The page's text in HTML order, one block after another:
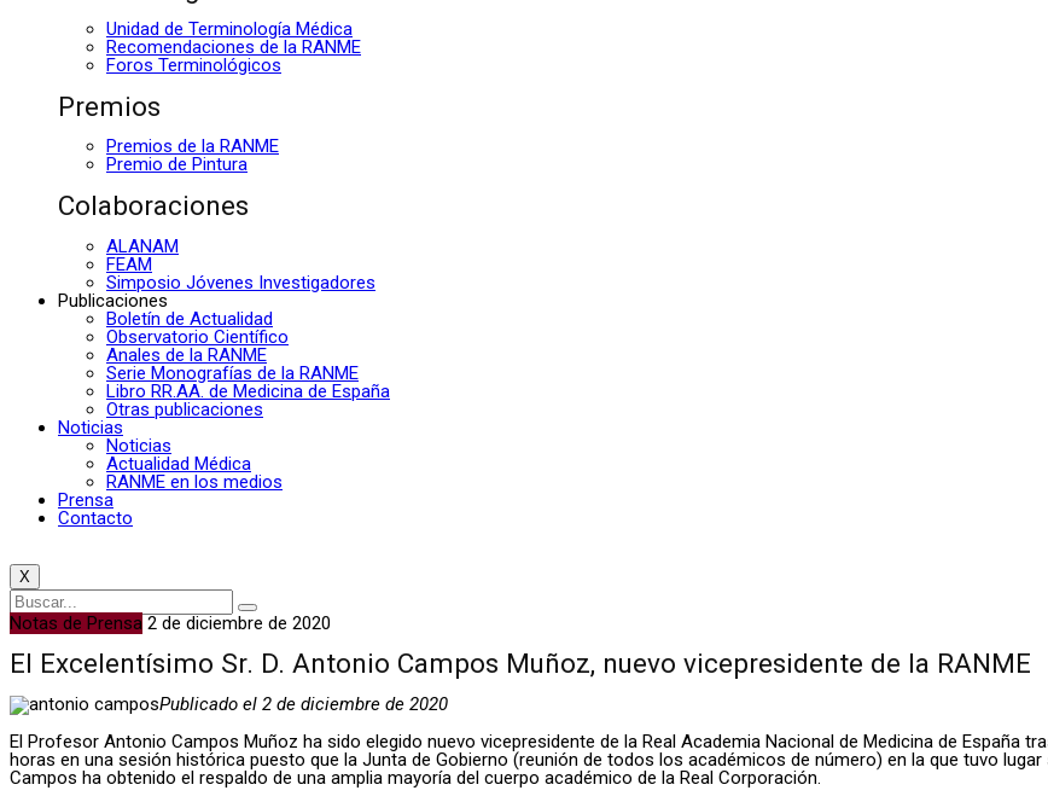
Unidad de Terminología Médica
Recomendaciones de la RANME
Foros Terminológicos
Premios
Premios de la RANME
Premio de Pintura
Colaboraciones
ALANAM
FEAM
Simposio Jóvenes Investigadores
Publicaciones
Boletín de Actualidad
Observatorio Científico
Anales de la RANME
Serie Monografías de la RANME
Libro RR.AA. de Medicina de España
Otras publicaciones
Noticias
Noticias
Actualidad Médica
RANME en los medios
Prensa
Contacto
X
Notas de Prensa 2 de diciembre de 2020
El Excelentísimo Sr. D. Antonio Campos Muñoz, nuevo vicepresidente de la RANME
Publicado el 2 de diciembre de 2020
El Profesor Antonio Campos Muñoz ha sido elegido nuevo vicepresidente de la Real Academia Nacional de Medicina de España
horas en una sesión histórica puesto que la Junta de Gobierno (reunión de todos los académicos de número) en la que tuvo
Campos ha obtenido el respaldo de una amplia mayoría del cuerpo académico de la Real Corporación.